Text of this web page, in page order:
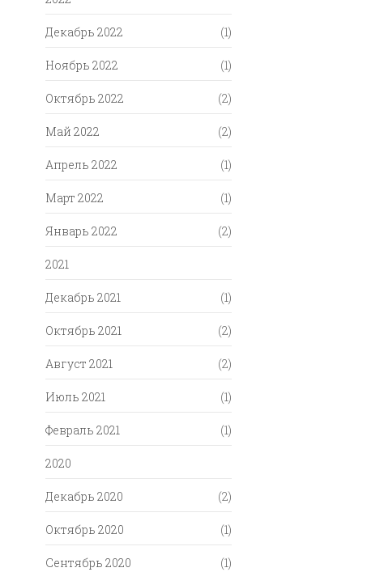
Декабрь 2022 (1)
Ноябрь 2022 (1)
Октябрь 2022 (2)
Май 2022 (2)
Апрель 2022 (1)
Март 2022 (1)
Январь 2022 (2)
2021
Декабрь 2021 (1)
Октябрь 2021 (2)
Август 2021 (2)
Июль 2021 (1)
Февраль 2021 (1)
2020
Декабрь 2020 (2)
Октябрь 2020 (1)
Сентябрь 2020 (1)